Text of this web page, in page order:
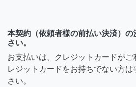
本契約（依頼者様の前払い決済）
さい。
お支払いは、クレジットカードがご
レジットカードをお持ちでない方
さい。